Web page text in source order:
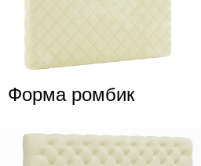
Форма ромбик